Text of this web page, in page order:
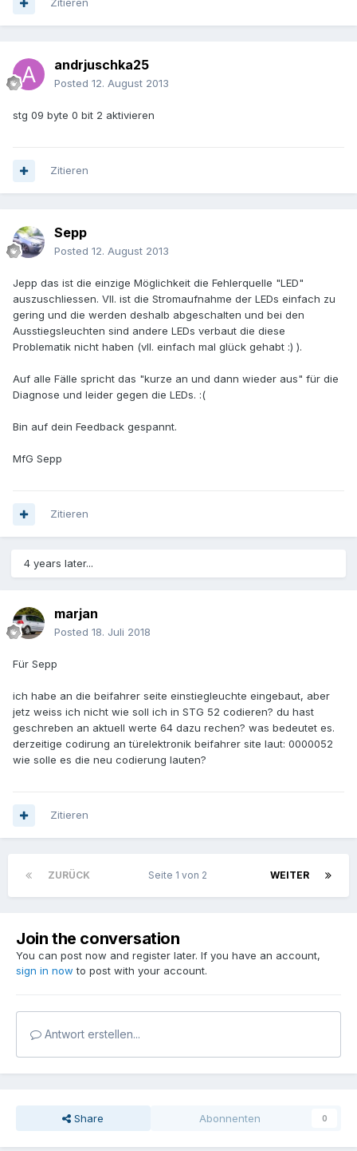
Zitieren
andrjuschka25
Posted 12. August 2013
stg 09 byte 0 bit 2 aktivieren
Zitieren
Sepp
Posted 12. August 2013
Jepp das ist die einzige Möglichkeit die Fehlerquelle "LED"
auszuschliessen. Vll. ist die Stromaufnahme der LEDs einfach zu
gering und die werden deshalb abgeschalten und bei den
Ausstiegsleuchten sind andere LEDs verbaut die diese
Problematik nicht haben (vll. einfach mal glück gehabt :) ).
Auf alle Fälle spricht das "kurze an und dann wieder aus" für die
Diagnose und leider gegen die LEDs. :(
Bin auf dein Feedback gespannt.
MfG Sepp
Zitieren
4 years later...
marjan
Posted 18. Juli 2018
Für Sepp
ich habe an die beifahrer seite einstiegleuchte eingebaut, aber
jetz weiss ich nicht wie soll ich in STG 52 codieren? du hast
geschreben an aktuell werte 64 dazu rechen? was bedeutet es.
derzeitige codirung an türelektronik beifahrer site laut: 0000052
wie solle es die neu codierung lauten?
Zitieren
ZURÜCK WEITER
Seite 1 von 2
Join the conversation
You can post now and register later. If you have an account,
sign in now to post with your account.
Antwort erstellen...
Share Abonnenten 0